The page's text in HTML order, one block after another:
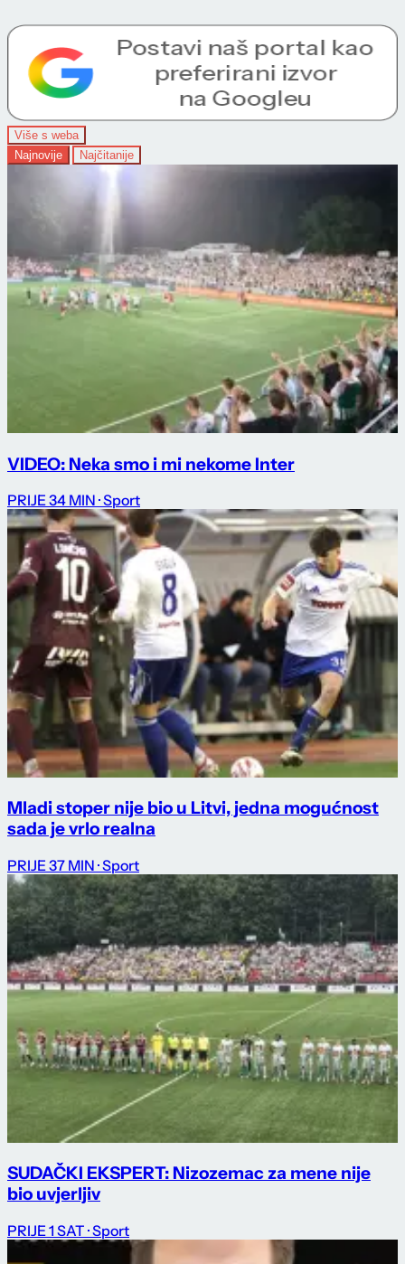
Više s weba
Najnovije
Najčitanije
VIDEO: Neka smo i mi nekome Inter
PRIJE 34 MIN · Sport
Mladi stoper nije bio u Litvi, jedna mogućnost
sada je vrlo realna
PRIJE 37 MIN · Sport
SUDAČKI EKSPERT: Nizozemac za mene nije
bio uvjerljiv
PRIJE 1 SAT · Sport